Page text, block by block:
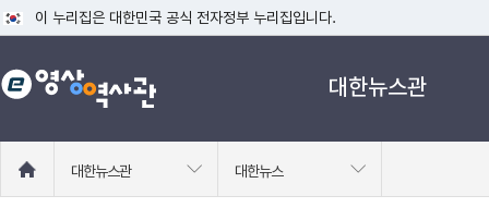
이 누리집은 대한민국 공식 전자정부 누리집입니다.
공식 누리집 주소 확인하기
go.kr 주소를 사용하는 누리집은 대한민국 정부기관이 관리하는 누리집입니
대한뉴스관
로
대한뉴스관 대한뉴스